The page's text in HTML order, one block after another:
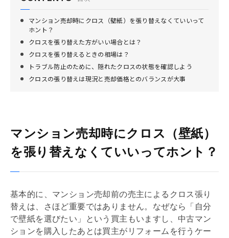
マンション売却時にクロス（壁紙）を張り替えなくていいって
ホント？
クロスを張り替えた方がいい場合とは？
クロスを張り替えるときの相場は？
トラブル防止のために、隠れたクロスの状態を確認しよう
クロスの張り替えは現況と売却価格とのバランスが大事
マンション売却時にクロス（壁紙）
を張り替えなくていいってホント？
基本的に、マンション売却前の売主によるクロス張り
替えは、さほど重要ではありません。なぜなら「自分
で壁紙を選びたい」という買主もいますし、中古マン
ションを購入したあとは買主が リフォーム を行うケー